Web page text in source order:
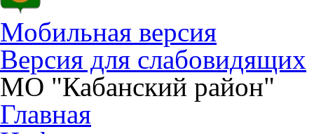
Мобильная версия
Версия для слабовидящих
МО "Кабанский район"
Главная